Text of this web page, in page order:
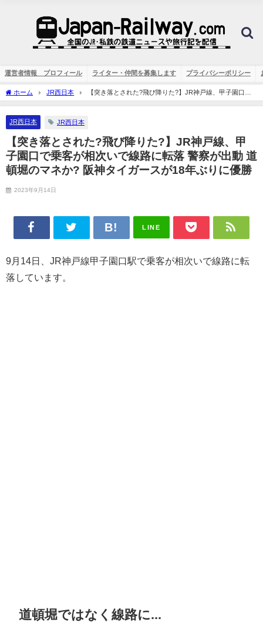
運営者情報 プロフィール ライター・仲間を募集します プライバシーポリシー
ホーム JR西日本
【突き落とされた?飛び降りた?】JR神戸線、甲子園口で
乗客が相次いで線路に転落 警察が出動 道頓堀のマネか? 阪神タイガースが18年ぶりに
JR西日本
JR西日本
【突き落とされた?飛び降りた?】JR神戸線、甲
子園口で乗客が相次いで線路に転落 警察が出動 道
頓堀のマネか? 阪神タイガースが18年ぶりに優勝
2023年9月14日
LINE
9月14日、JR神戸線甲子園口駅で乗客が相次いで線路に転
落しています。
道頓堀ではなく線路に...